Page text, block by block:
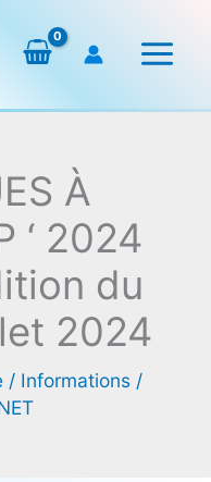
À
‘ 2024
du
2024
/ Informations /